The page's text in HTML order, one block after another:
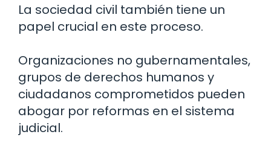
La sociedad civil también tiene un
papel crucial en este proceso.
Organizaciones no gubernamentales,
grupos de derechos humanos y
ciudadanos comprometidos pueden
abogar por reformas en el sistema
judicial.